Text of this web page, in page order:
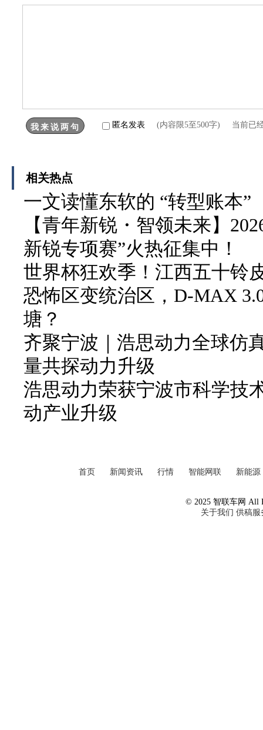
匿名发表 (内容限5至500字) 当前已
相关热点
一文读懂东软的 “转型账本”
【青年新锐・智领未来】
新锐专项赛”火热征集中！
世界杯狂欢季！江西五十铃
恐怖区变统治区，D-MAX
塘？
齐聚宁波｜浩思动力全球仿
量共探动力升级
浩思动力荣获宁波市科学技
动产业升级
首页 新闻资讯 行情 智能网联 新能源
© 2025 智联车网 All
关于我们 供稿服